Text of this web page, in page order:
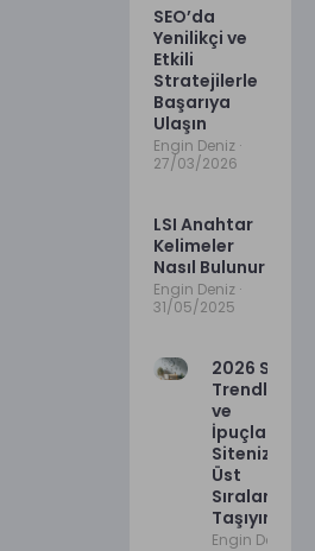
SEO’da
Yenilikçi ve
Etkili
Stratejilerle
Başarıya
Ulaşın
Engin Deniz
27/03/2026
LSI Anahtar
Kelimeler
Nasıl Bulunur
Engin Deniz
31/05/2025
2026 SEO
Trendleri
ve
İpuçları:
Sitenizi
Üst
Sıralara
Taşıyın!
Engin Deniz